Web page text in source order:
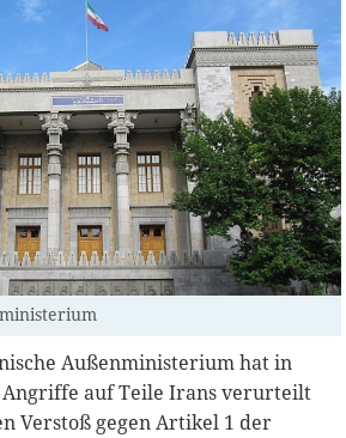
Außenministerium hat in
auf Teile Irans verurteilt
Verstoß gegen Artikel 1 der